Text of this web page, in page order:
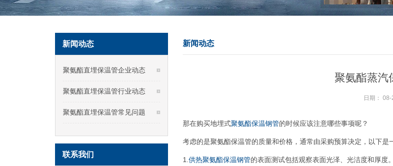
新闻动态
聚氨酯蒸汽
日期： 08-
那在购买地埋式聚氨酯保温钢管的时候应该注意哪些事项呢？
考虑的是聚氨酯保温管的质量和价格，通常由采购预算决定，以下是
1. 供热聚氨酯保温钢管的表面测试包括观察表面光泽、光洁度和厚度
新闻动态
聚氨酯直埋保温管企业动态
聚氨酯直埋保温管行业动态
聚氨酯直埋保温管常见问题
联系我们